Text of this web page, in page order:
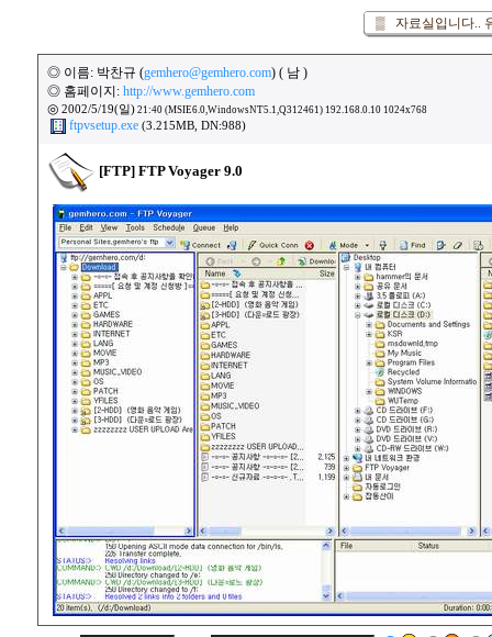
▒ 자료실입니다..
◎ 이름: 박찬규 (gemhero@gemhero.com) ( 남 )
◎ 홈페이지: http://www.gemhero.com
◎ 2002/5/19(일) 21:40 (MSIE6.0,WindowsNT5.1,Q312461) 192.168.0.10 1024x768
ftpvsetup.exe (3.215MB, DN:988)
[FTP] FTP Voyager 9.0